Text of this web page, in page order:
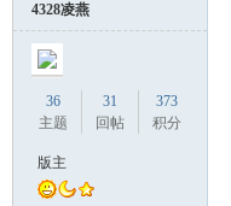
4328凌燕
36
主题
31
回帖
373
积分
版主